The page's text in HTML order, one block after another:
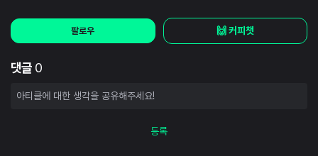
팔로우 🙌 커피챗
댓글 0
등록